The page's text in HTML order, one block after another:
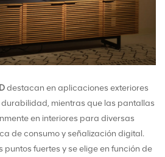
destacan en aplicaciones exteriores
mientras que las pantallas
en interiores para diversas
de consumo y señalización digital.
fuertes y se elige en función de